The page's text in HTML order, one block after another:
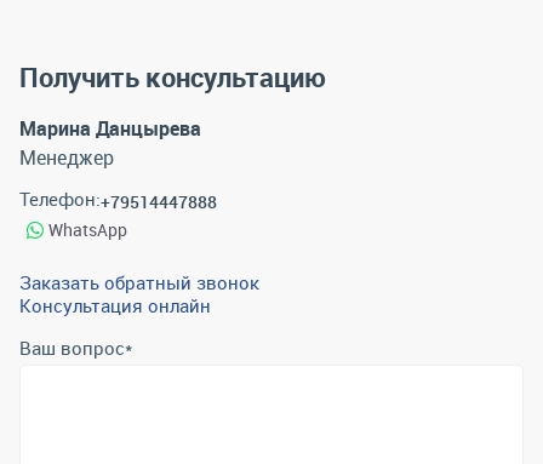
Получить консультацию
Марина Данцырева
Менеджер
Телефон:+79514447888
WhatsApp
Заказать обратный звонок
Консультация онлайн
Ваш вопрос*